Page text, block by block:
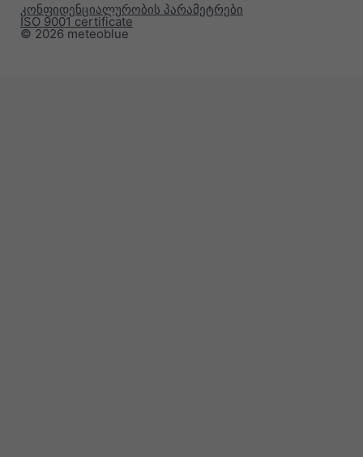
© 2026 meteoblue
ISO 9001 certificate
კონფიდენციალურობის პარამეტრები